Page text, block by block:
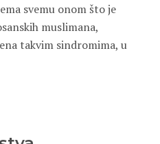
svemu onom što je
muslimana,
takvim sindromima, u